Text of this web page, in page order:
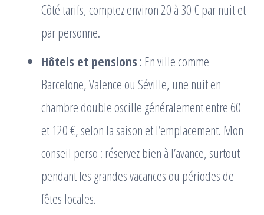
Côté tarifs, comptez environ 20 à 30 € par nuit et
par personne.
Hôtels et pensions : En ville comme
Barcelone, Valence ou Séville, une nuit en
chambre double oscille généralement entre 60
et 120 €, selon la saison et l’emplacement. Mon
conseil perso : réservez bien à l’avance, surtout
pendant les grandes vacances ou périodes de
fêtes locales.